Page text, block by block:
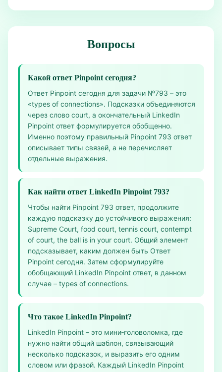
Вопросы
Какой ответ Pinpoint сегодня?
Ответ Pinpoint сегодня для задачи №793 – это
«types of connections». Подсказки объединяются
через слово court, а окончательный LinkedIn
Pinpoint ответ формулируется обобщенно.
Именно поэтому правильный Pinpoint 793 ответ
описывает типы связей, а не перечисляет
отдельные выражения.
Как найти ответ LinkedIn Pinpoint 793?
Чтобы найти Pinpoint 793 ответ, продолжите
каждую подсказку до устойчивого выражения:
Supreme Court, food court, tennis court, contempt
of court, the ball is in your court. Общий элемент
подсказывает, каким должен быть Ответ
Pinpoint сегодня. Затем сформулируйте
обобщающий LinkedIn Pinpoint ответ, в данном
случае – types of connections.
Что такое LinkedIn Pinpoint?
LinkedIn Pinpoint – это мини‑головоломка, где
нужно найти общий шаблон, связывающий
несколько подсказок, и выразить его одним
словом или фразой. Каждый LinkedIn Pinpoint